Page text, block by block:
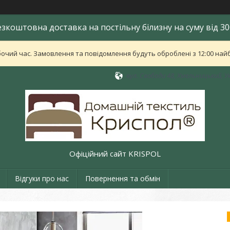
доставка на постільну білизну на суму від
час. Замовлення та повідомлення будуть оброблені з 12:00
Офіційний сайт KRISPOL
Відгуки про нас Повернення та обмін